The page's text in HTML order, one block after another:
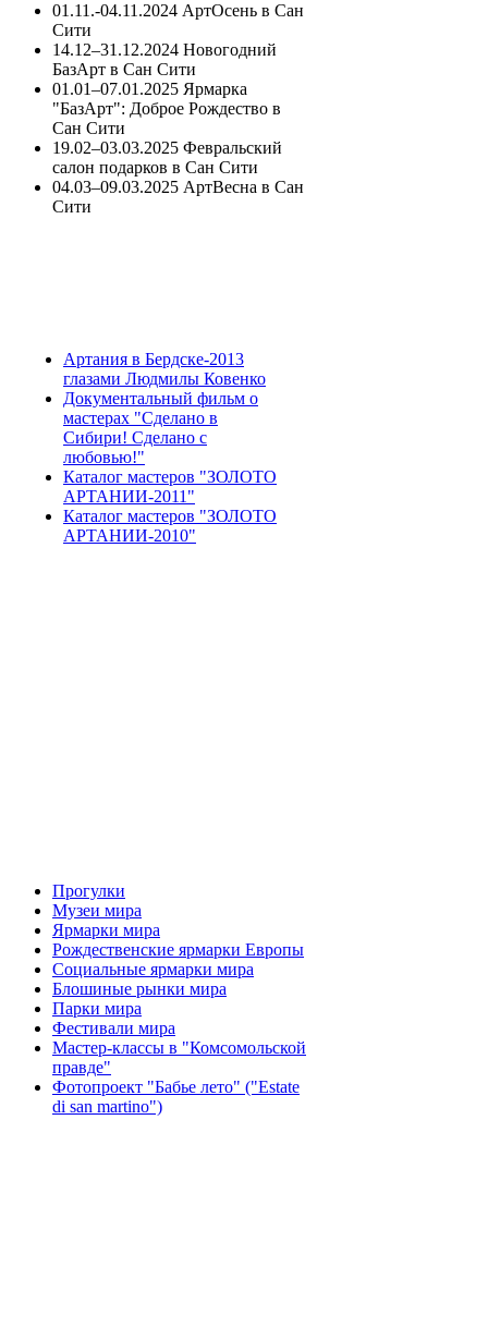
01.11.-04.11.2024 АртОсень в Сан
Сити
14.12–31.12.2024 Новогодний
БазАрт в Сан Сити
01.01–07.01.2025 Ярмарка
"БазАрт": Доброе Рождество в
Сан Сити
19.02–03.03.2025 Февральский
салон подарков в Сан Сити
04.03–09.03.2025 АртВесна в Сан
Сити
Артания в Бердске-2013
глазами Людмилы Ковенко
Документальный фильм о
мастерах "Сделано в
Сибири! Сделано с
любовью!"
Каталог мастеров "ЗОЛОТО
АРТАНИИ-2011"
Каталог мастеров "ЗОЛОТО
АРТАНИИ-2010"
Прогулки
Музеи мира
Ярмарки мира
Рождественские ярмарки Европы
Социальные ярмарки мира
Блошиные рынки мира
Парки мира
Фестивали мира
Мастер-классы в "Комсомольской
правде"
Фотопроект "Бабье лето" ("Еstate
di san martino")